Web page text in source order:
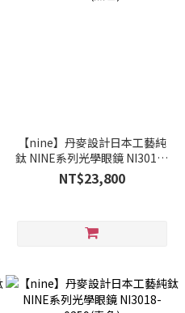
【nine】丹麥設計日本工藝純
鈦 NINE系列光學眼鏡 NI3018-
9000(黑色)
NT$23,800